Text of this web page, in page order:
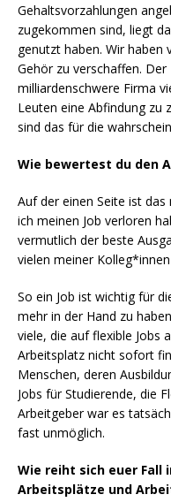
Gehaltsvorzahlungen
zugekommen sind, liegt
genutzt haben. Wir haben
Gehör zu verschaffen.
milliardenschwere Firma
Leuten eine Abfindung zu
sind das für die
Wie bewertest du den
Auf der einen Seite ist
ich meinen Job verloren
vermutlich der beste
vielen meiner
So ein Job ist wichtig für
mehr in der Hand zu
viele, die auf flexible Jobs
Arbeitsplatz nicht sofort
Menschen, deren
Jobs für Studierende, die
Arbeitgeber war es
fast unmöglich.
Wie reiht sich euer
Arbeitsplätze und